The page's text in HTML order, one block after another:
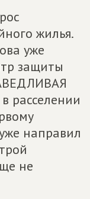
жилья.
уже
защиты
расселении
направил
не